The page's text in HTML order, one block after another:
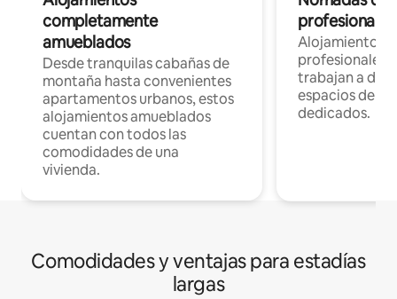
completamente
amueblados
Desde tranquilas cabañas de
montaña hasta convenientes
apartamentos urbanos, estos
alojamientos amueblados
cuentan con todos las
comodidades de una
vivienda.
Alojamientos
profesionales
trabajan a
espacios de
dedicados.
Comodidades y ventajas para estadías
largas